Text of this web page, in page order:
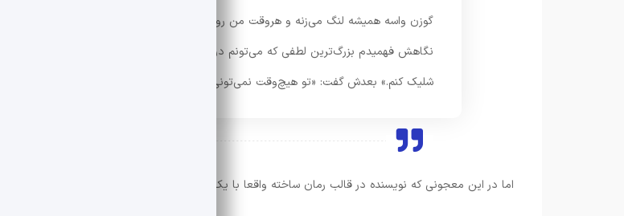
گوزن واسه همیشه لنگ می‌زنه و هروقت من رو ببینه یاد بلایی می‌افته که سرش آوردم، از
نگاهش فهمیدم بزرگ‌ترین لطفی که می‌تونم در حقش بکنم اینه که یه گلوله صاف تو قلبش
شلیک کنم.» بعدش گفت: «تو هیچ‌وقت نمی‌تونی با کسی که بدجور زخمیش کردی دوست باشی.»
اما در این معجونی که نویسنده در قالب رمان ساخته واقعا با یک رمان مواجه نیستیم!